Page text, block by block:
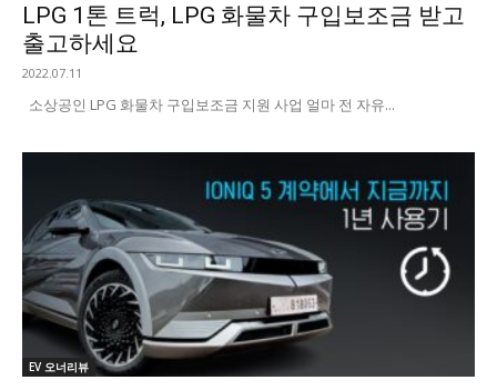
LPG 1톤 트럭, LPG 화물차 구입보조금 받고
출고하세요
2022.07.11
소상공인 LPG 화물차 구입보조금 지원 사업 얼마 전 자유...
EV 오너리뷰